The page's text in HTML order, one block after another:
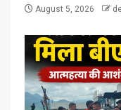
August 5, 2026